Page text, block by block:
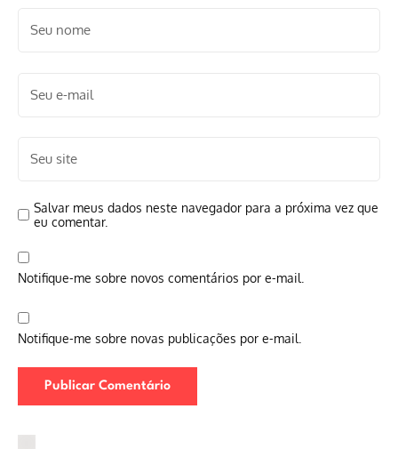
Salvar meus dados neste navegador para a próxima vez que
eu comentar.
Notifique-me sobre novos comentários por e-mail.
Notifique-me sobre novas publicações por e-mail.